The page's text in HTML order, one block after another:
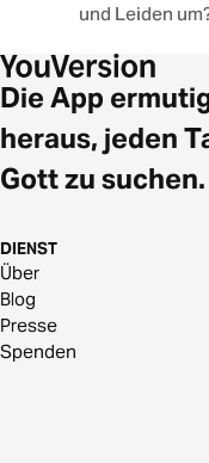
und Leiden
Die App
heraus, jeden
Gott zu suchen.
DIENST
Über
Blog
Presse
Spenden